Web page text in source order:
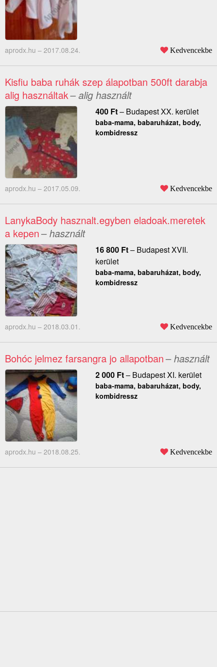
aprodx.hu – 2017.08.24. Kedvencekbe
Kisfiu baba ruhák szep álapotban 500ft darabja
alig használtak– alig használt
400 Ft– Budapest XX. kerület
baba-mama, babaruházat, body,
kombidressz
aprodx.hu – 2017.05.09. Kedvencekbe
LanykaBody hasznalt.egyben eladoak.meretek
a kepen– használt
16 800 Ft– Budapest XVII.
kerület
baba-mama, babaruházat, body,
kombidressz
aprodx.hu – 2018.03.01. Kedvencekbe
Bohóc jelmez farsangra jo allapotban– használt
2 000 Ft– Budapest XI. kerület
baba-mama, babaruházat, body,
kombidressz
aprodx.hu – 2018.08.25. Kedvencekbe